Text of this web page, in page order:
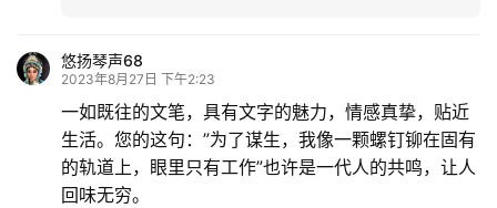
悠扬琴声68
2023年8月27日 下午2:23
一如既往的文笔，具有文字的魅力，情感真挚，贴近
生活。您的这句：”为了谋生，我像一颗螺钉铆在固有
的轨道上，眼里只有工作”也许是一代人的共鸣，让人
回味无穷。